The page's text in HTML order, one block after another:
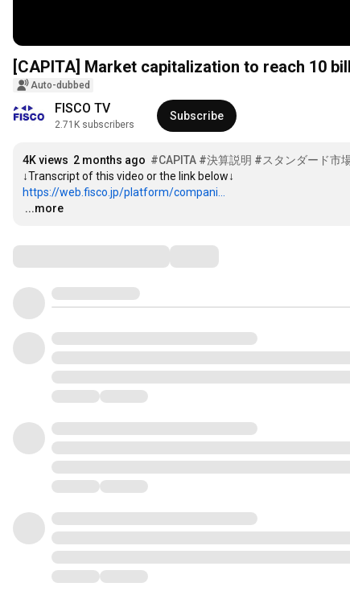
[CAPITA] Market capitalization to reach 10
Auto-dubbed
FISCO TV
2.71K subscribers
Subscribe
4K views 2 months ago #CAPITA #決算説明 #スタンダード市
https://web.fisco.jp/platform/compani...
…
...more